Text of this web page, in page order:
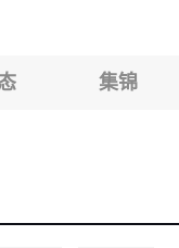
利时
集锦